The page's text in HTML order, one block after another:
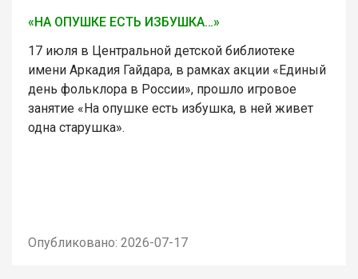
«НА ОПУШКЕ ЕСТЬ ИЗБУШКА…»
17 июля в Центральной детской библиотеке
имени Аркадия Гайдара, в рамках акции «Единый
день фольклора в России», прошло игровое
занятие «На опушке есть избушка, в ней живет
одна старушка».
Опубликовано: 2026-07-17